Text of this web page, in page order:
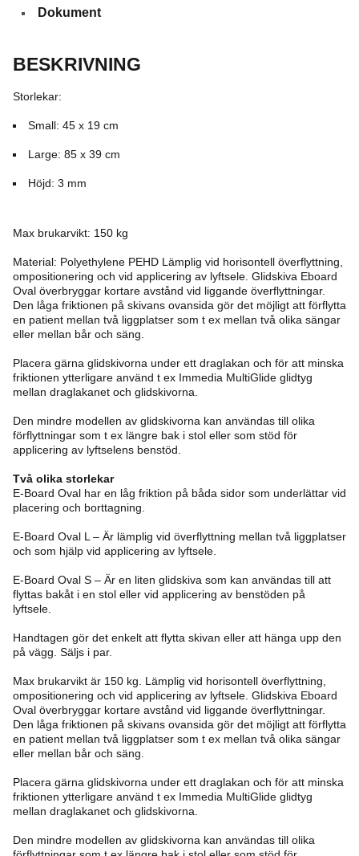
Dokument
BESKRIVNING
Storlekar:
Small: 45 x 19 cm
Large: 85 x 39 cm
Höjd: 3 mm
Max brukarvikt: 150 kg
Material: Polyethylene PEHD Lämplig vid horisontell överflyttning,
ompositionering och vid applicering av lyftsele. Glidskiva Eboard
Oval överbryggar kortare avstånd vid liggande överflyttningar.
Den låga friktionen på skivans ovansida gör det möjligt att förflytta
en patient mellan två liggplatser som t ex mellan två olika sängar
eller mellan bår och säng.
Placera gärna glidskivorna under ett draglakan och för att minska
friktionen ytterligare använd t ex Immedia MultiGlide glidtyg
mellan draglakanet och glidskivorna.
Den mindre modellen av glidskivorna kan användas till olika
förflyttningar som t ex längre bak i stol eller som stöd för
applicering av lyftselens benstöd.
Två olika storlekar
E-Board Oval har en låg friktion på båda sidor som underlättar vid
placering och borttagning.
E-Board Oval L – Är lämplig vid överflyttning ­mellan två liggplatser
och som hjälp vid ­applicering av lyftsele.
E-Board Oval S – Är en liten glidskiva som kan användas till att
flyttas bakåt i en stol eller vid applicering av benstöden på
lyftsele.
Handtagen gör det enkelt att flytta skivan eller att hänga upp den
på vägg. Säljs i par.
Max brukarvikt är 150 kg. Lämplig vid horisontell överflyttning,
ompositionering och vid applicering av lyftsele. Glidskiva Eboard
Oval överbryggar kortare avstånd vid liggande överflyttningar.
Den låga friktionen på skivans ovansida gör det möjligt att förflytta
en patient mellan två liggplatser som t ex mellan två olika sängar
eller mellan bår och säng.
Placera gärna glidskivorna under ett draglakan och för att minska
friktionen ytterligare använd t ex Immedia MultiGlide glidtyg
mellan draglakanet och glidskivorna.
Den mindre modellen av glidskivorna kan användas till olika